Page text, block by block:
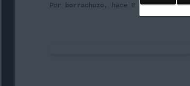
Por
borrachuzo , hace 8 años